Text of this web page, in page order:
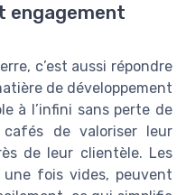
engagement
c’est aussi répondre
de développement
à l’infini sans perte de
de valoriser leur
de leur clientèle. Les
une fois vides, peuvent